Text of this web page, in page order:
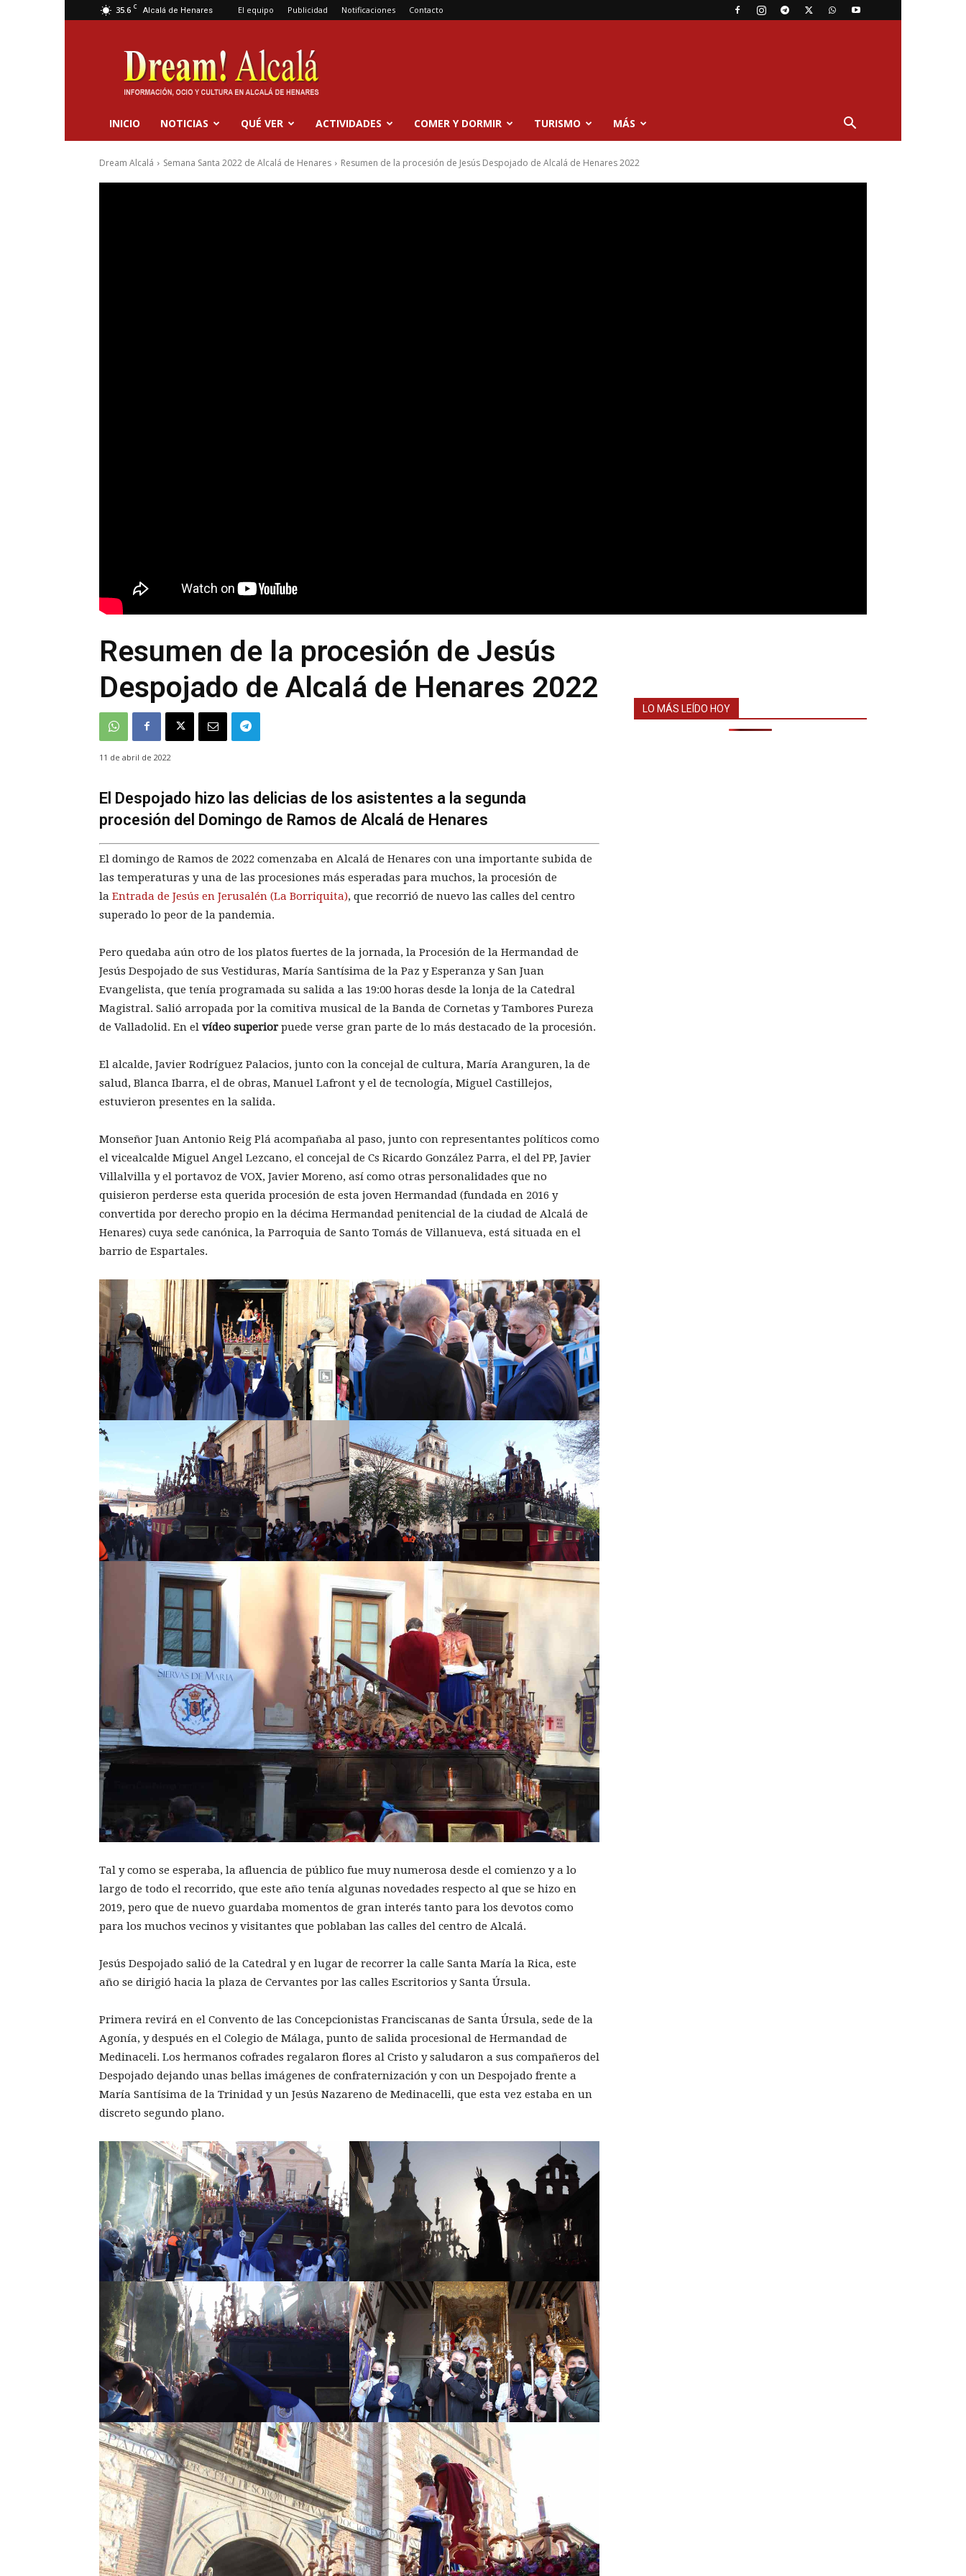
35.6 C Alcalá de Henares El equipo Publicidad Notificaciones Contacto
Dream
Alcalá
INICIO NOTICIAS QUÉ VER ACTIVIDADES COMER Y DORMIR TURISMO MÁS
Dream Alcalá Semana Santa 2022 de Alcalá de Henares Resumen de la procesión de Jesús Despojado de Alcalá de Henares 2022
Resumen de la procesión de Jesús
Despojado de Alcalá de Henares 2022
11 de abril de 2022
El Despojado hizo las delicias de los asistentes a la segunda
procesión del Domingo de Ramos de Alcalá de Henares
El domingo de Ramos de 2022 comenzaba en Alcalá de Henares con una importante subida de
las temperaturas y una de las procesiones más esperadas para muchos, la procesión de
la Entrada de Jesús en Jerusalén (La Borriquita), que recorrió de nuevo las calles del centro
superado lo peor de la pandemia.
Pero quedaba aún otro de los platos fuertes de la jornada, la Procesión de la Hermandad de
Jesús Despojado de sus Vestiduras, María Santísima de la Paz y Esperanza y San Juan
Evangelista, que tenía programada su salida a las 19:00 horas desde la lonja de la Catedral
Magistral. Salió arropada por la comitiva musical de la Banda de Cornetas y Tambores Pureza
de Valladolid. En el vídeo superiorpuede verse gran parte de lo más destacado de la procesión.
El alcalde, Javier Rodríguez Palacios, junto con la concejal de cultura, María Aranguren, la de
salud, Blanca Ibarra, el de obras, Manuel Lafront y el de tecnología, Miguel Castillejos,
estuvieron presentes en la salida.
Monseñor Juan Antonio Reig Plá acompañaba al paso, junto con representantes políticos como
el vicealcalde Miguel Angel Lezcano, el concejal de Cs Ricardo González Parra, el del PP, Javier
Villalvilla y el portavoz de VOX, Javier Moreno, así como otras personalidades que no
quisieron perderse esta querida procesión de esta joven Hermandad (fundada en 2016 y
convertida por derecho propio en la décima Hermandad penitencial de la ciudad de Alcalá de
Henares) cuya sede canónica, la Parroquia de Santo Tomás de Villanueva, está situada en el
barrio de Espartales.
Tal y como se esperaba, la afluencia de público fue muy numerosa desde el comienzo y a lo
largo de todo el recorrido, que este año tenía algunas novedades respecto al que se hizo en
2019, pero que de nuevo guardaba momentos de gran interés tanto para los devotos como
para los muchos vecinos y visitantes que poblaban las calles del centro de Alcalá.
Jesús Despojado salió de la Catedral y en lugar de recorrer la calle Santa María la Rica, este
año se dirigió hacia la plaza de Cervantes por las calles Escritorios y Santa Úrsula.
Primera revirá en el Convento de las Concepcionistas Franciscanas de Santa Úrsula, sede de la
Agonía, y después en el Colegio de Málaga, punto de salida procesional de Hermandad de
Medinaceli. Los hermanos cofrades regalaron flores al Cristo y saludaron a sus compañeros del
Despojado dejando unas bellas imágenes de confraternización y con un Despojado frente a
María Santísima de la Trinidad y un Jesús Nazareno de Medinacelli, que esta vez estaba en un
discreto segundo plano.
LO MÁS LEÍDO HOY